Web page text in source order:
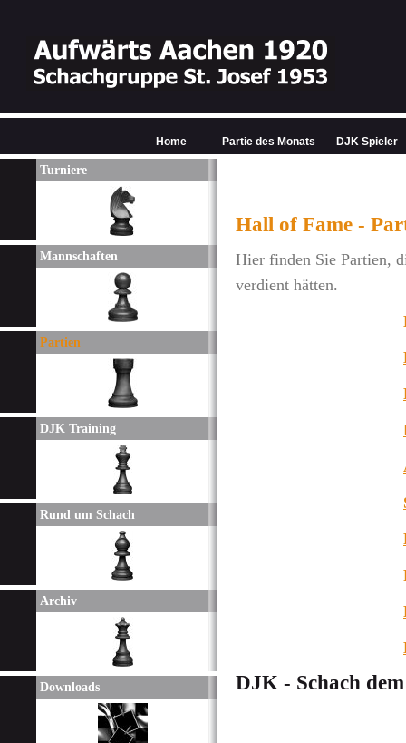
Turniere
Mannschaften
Partien
DJK Training
Rund um Schach
Archiv
Downloads
Hall of Fame -
Hier finden Sie Partien,
verdient hätten.
DJK - Schach
Home Partie des Monats DJK Spieler